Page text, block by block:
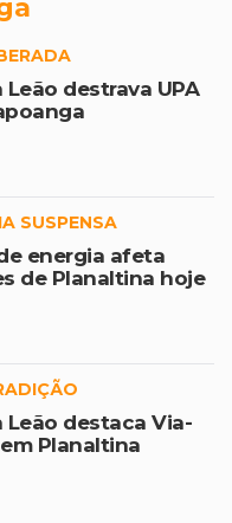
Leão destrava UPA
SUSPENSA
energia afeta
de Planaltina hoje
Leão destaca Via-
Planaltina